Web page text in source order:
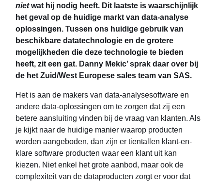
nietwat hij nodig heeft. Dit laatste is waarschijnlijk
het geval op de huidige markt van data-analyse
oplossingen. Tussen ons huidige gebruik van
beschikbare datatechnologie en de grotere
mogelijkheden die deze technologie te bieden
heeft, zit een gat. Danny Mekic’ sprak daar over bij
de het Zuid/West Europese sales team van SAS.
Het is aan de makers van data-analysesoftware en
andere data-oplossingen om te zorgen dat zij een
betere aansluiting vinden bij de vraag van klanten. Als
je kijkt naar de huidige manier waarop producten
worden aangeboden, dan zijn er tientallen klant-en-
klare software producten waar een klant uit kan
kiezen. Niet enkel het grote aanbod, maar ook de
complexiteit van de dataproducten zorgt er voor dat